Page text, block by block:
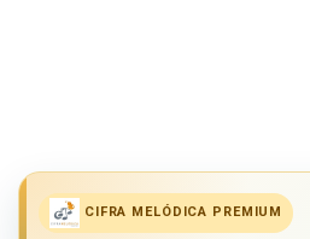
CIFRA MELÓDICA PREMIUM